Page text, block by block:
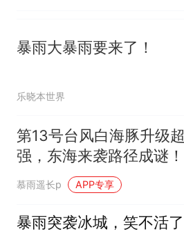
暴雨大暴雨要来了！
乐晓本世界
第13号台风白海豚升级超
强，东海来袭路径成谜！
慕雨遥长p APP专享
暴雨突袭冰城，笑不活了